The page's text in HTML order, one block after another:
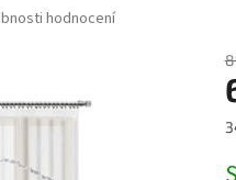
hodnocení